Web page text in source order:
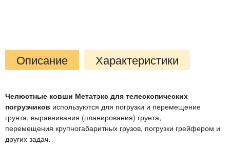
Описание Характеристики
Челюстные ковши Метатэкс для телескопических
погрузчиков используются для погрузки и перемещение
грунта, выравнивания (планирования) грунта,
перемещения крупногабаритных грузов, погрузки грейфером и
других задач.